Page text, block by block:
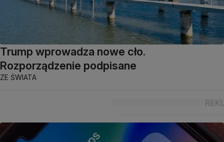
Trump wprowadza nowe cło.
Rozporządzenie podpisane
ZE ŚWIATA